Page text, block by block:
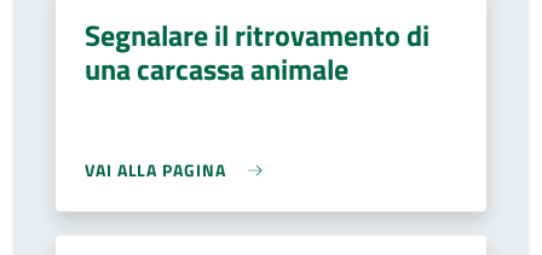
Segnalare il ritrovamento di
una carcassa animale
VAI ALLA PAGINA